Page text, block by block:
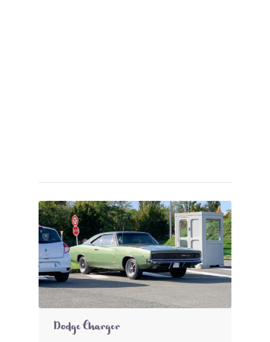
Dodge Charger